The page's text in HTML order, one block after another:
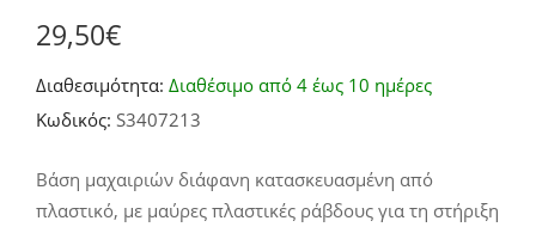
29,50€
Διαθεσιμότητα: Διαθέσιμο από 4 έως 10 ημέρες
Κωδικός: S3407213
Βάση μαχαιριών διάφανη κατασκευασμένη από
πλαστικό, με μαύρες πλαστικές ράβδους για τη στήριξη